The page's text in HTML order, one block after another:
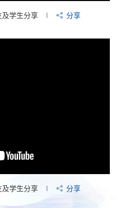
及学生分享 分享
及学生分享 分享